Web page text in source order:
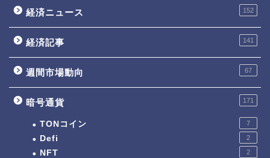
経済ニュース 152
経済記事 141
週間市場動向 67
暗号通貨 171
TONコイン 7
Defi 2
NFT 2